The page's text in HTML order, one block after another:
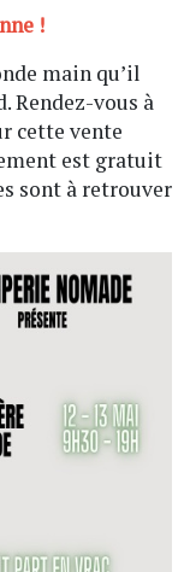
!
main qu’il
Rendez-vous à
cette vente
est gratuit
sont à retrouver